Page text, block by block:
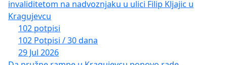
invaliditetom na nadvoznjaku u ulici Filip Kljajic u
Kragujevcu
102 potpisi
102 Potpisi / 30 dana
29 Jul 2026